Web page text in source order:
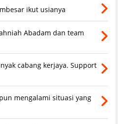
ikut usianya
Abadam dan team
cabang kerjaya. Support
mengalami situasi yang